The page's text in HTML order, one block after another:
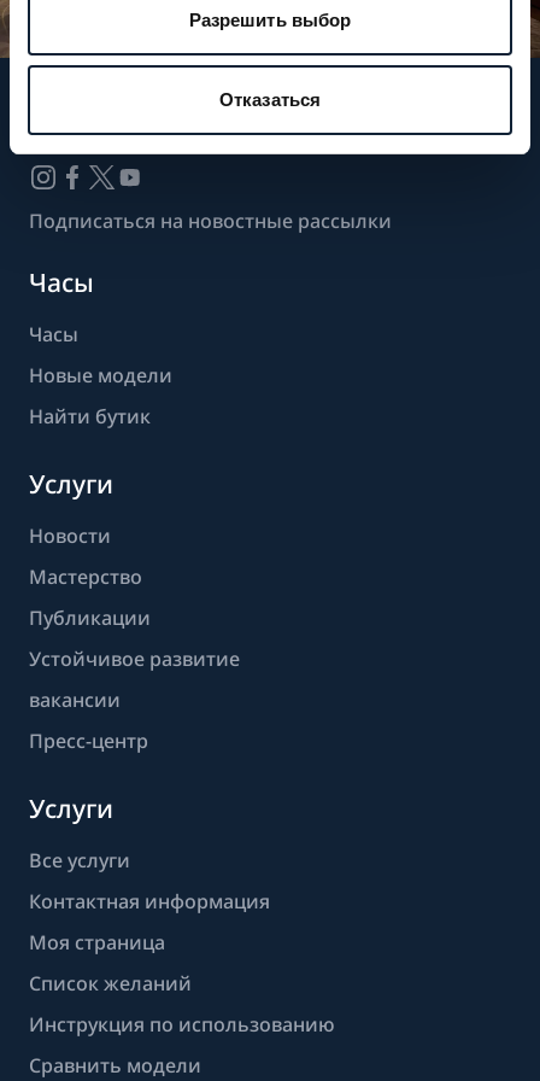
Разрешить выбор
Отказаться
Следите за нашими новостями
Подписаться на новостные рассылки
Часы
Часы
Новые модели
Найти бутик
Услуги
Новости
Мастерство
Публикации
Устойчивое развитие
вакансии
Пресс-центр
Услуги
Все услуги
Контактная информация
Моя страница
Список желаний
Инструкция по использованию
Сравнить модели